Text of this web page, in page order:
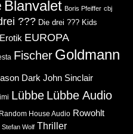
Blanvalet Boris Pfeiffer cbj
??? Die drei ??? Kids
Erotik EUROPA
Fischer Goldmann
Dark John Sinclair
Lübbe Lübbe Audio
Random House Audio Rowohlt
Stefan Wolf Thriller